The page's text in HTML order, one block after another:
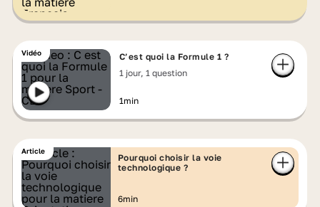
Vidéo
C’est quoi la Formule 1 ?
1 jour, 1 question
1min
Article
Pourquoi choisir la voie
technologique ?
6min